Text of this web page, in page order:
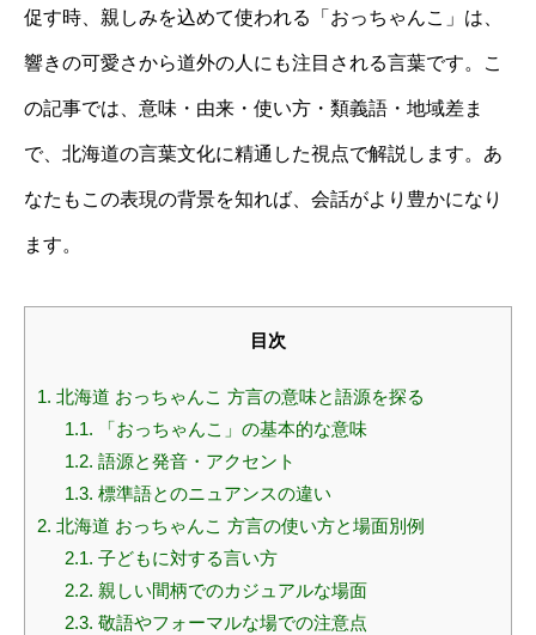
促す時、親しみを込めて使われる「おっちゃんこ」は、
響きの可愛さから道外の人にも注目される言葉です。こ
の記事では、意味・由来・使い方・類義語・地域差ま
で、北海道の言葉文化に精通した視点で解説します。あ
なたもこの表現の背景を知れば、会話がより豊かになり
ます。
目次
1. 北海道 おっちゃんこ 方言の意味と語源を探る
1.1. 「おっちゃんこ」の基本的な意味
1.2. 語源と発音・アクセント
1.3. 標準語とのニュアンスの違い
2. 北海道 おっちゃんこ 方言の使い方と場面別例
2.1. 子どもに対する言い方
2.2. 親しい間柄でのカジュアルな場面
2.3. 敬語やフォーマルな場での注意点